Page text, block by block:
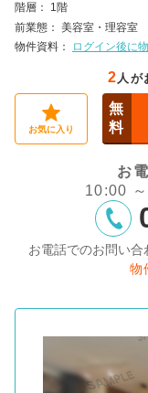
階層 1階
前業態
美容室・理容室
物件資料
ログイン後に
2 人が
お気に入り
無
料
お
10:00
お電話でのお問い
物